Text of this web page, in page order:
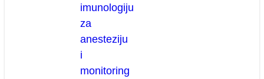
imunologiju
za
anesteziju
i
monitoring